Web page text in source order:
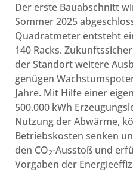
Der erste Bauabschnitt
Sommer 2025
Quadratmeter entsteht
140 Racks.
der Standort weitere
genügen
Jahre. Mit Hilfe einer
500.000 kWh
Nutzung der Abwärme,
Betriebskosten senken
den CO2-Ausstoß und
Vorgaben der